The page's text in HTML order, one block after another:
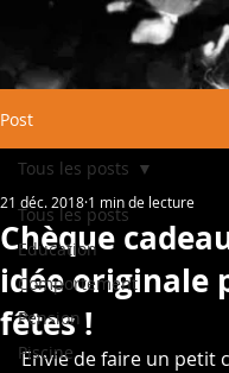
Post
Tous les posts
Education
Comportement
Pension
Piscine
Tous les posts
Chèque
idée originale
fêtes !
21 déc. 2018 1 min de lecture
Envie de faire un petit